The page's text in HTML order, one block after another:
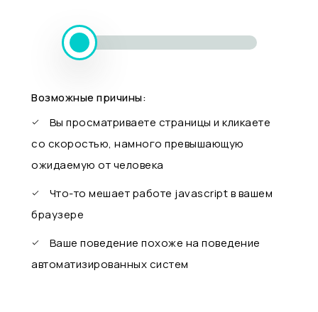
Возможные причины:
Вы просматриваете страницы и кликаете
со скоростью, намного превышающую
ожидаемую от человека
Что-то мешает работе javascript в вашем
браузере
Ваше поведение похоже на поведение
автоматизированных систем